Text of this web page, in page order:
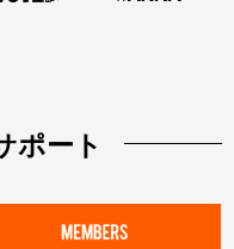
ポート